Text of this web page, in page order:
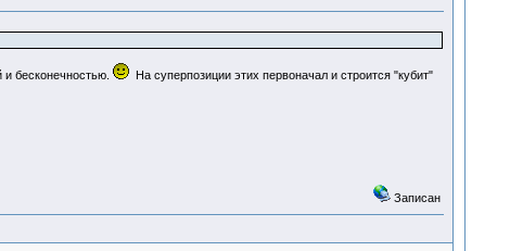
бесконечностью.
На суперпозиции этих первоначал и строится "кубит"
Записан